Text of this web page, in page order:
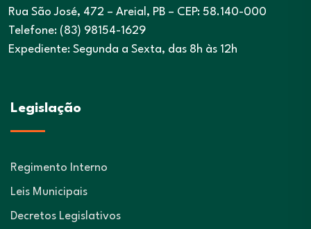
Rua São José, 472 – Areial, PB – CEP: 58.140-000
Telefone: (83) 98154-1629
Expediente: Segunda a Sexta, das 8h às 12h
Legislação
Regimento Interno
Leis Municipais
Decretos Legislativos